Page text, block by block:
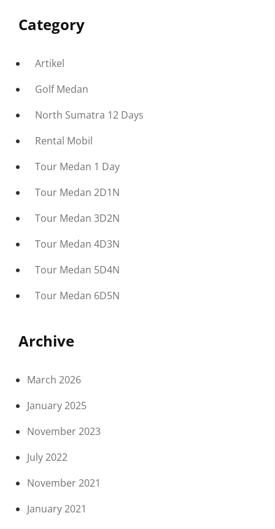
Category
Artikel
Golf Medan
North Sumatra 12 Days
Rental Mobil
Tour Medan 1 Day
Tour Medan 2D1N
Tour Medan 3D2N
Tour Medan 4D3N
Tour Medan 5D4N
Tour Medan 6D5N
Archive
March 2026
January 2025
November 2023
July 2022
November 2021
January 2021